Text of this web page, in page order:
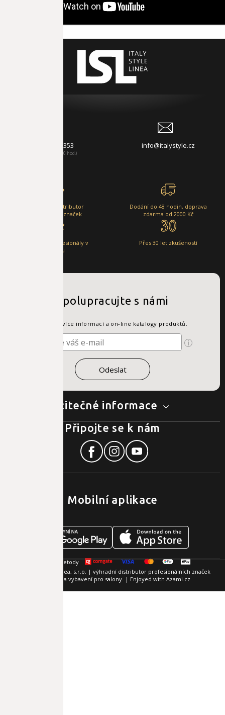
778 545 353
(Po-Pá, 8-16:00 hod.)
info@italystyle.cz
Výhradní distributor
uvedených značek
Dodání do 48 hodin, doprava
zdarma od 2000 Kč
Ověřeno profesionály v
oboru
Přes 30 let zkušeností
Užitečné informace
Spolupracujte s námi
Získejte více informací a on-line katalogy produktů.
Mobilní aplikace
Připojte se k nám
2026 Italy Style Linea, s.r.o. | výhradní distributor profesionálních značek
kosmetiky a vybavení pro salony. | Enjoyed with Azami.cz